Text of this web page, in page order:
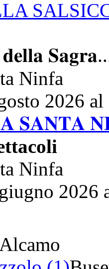
Ninfa
2026
𝐒𝐀𝐍𝐓𝐀
Ninfa
2026
Alcamo